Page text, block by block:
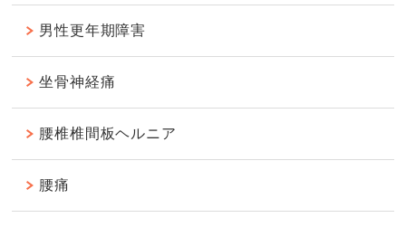
男性更年期障害
坐骨神経痛
腰椎椎間板ヘルニア
腰痛